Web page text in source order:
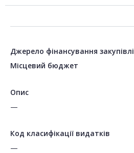
Джерело фінансування закупівлі
Місцевий бюджет
Опис
—
Код класифікації видатків
—